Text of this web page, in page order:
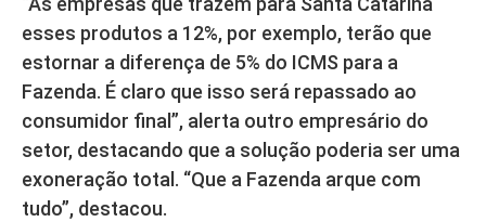
esses produtos a 12%, por exemplo, terão que
estornar a diferença de 5% do ICMS para a
Fazenda. É claro que isso será repassado ao
consumidor final”, alerta outro empresário do
setor, destacando que a solução poderia ser uma
exoneração total. “Que a Fazenda arque com
tudo”, destacou.